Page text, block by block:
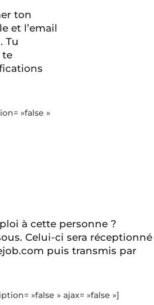
ton
et l’email
Tu
te
»false »
à cette personne ?
Celui-ci sera réceptionné
puis transmis par
»false » ajax= »false »]